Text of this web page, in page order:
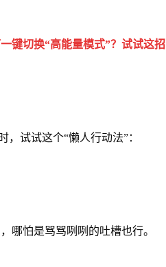
键切换“高能量模式”？试试这
试试这个“懒人行动法”：
哪怕是骂骂咧咧的吐槽也行。